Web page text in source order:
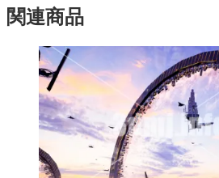
き
ま
関連商品